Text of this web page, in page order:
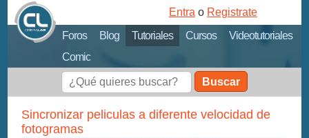
Foros Blog Tutoriales Cursos
Videotutoriales
Comic
Entra o Registrate
Buscar
Sincronizar peliculas a diferente velocidad de
fotogramas